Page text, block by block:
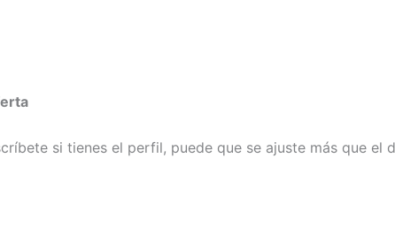
si tienes el perfil, puede que se ajuste más que el